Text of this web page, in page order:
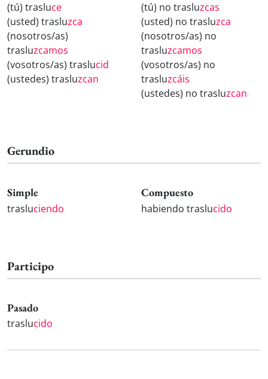
(tú) trasluce
(usted) trasluzca
(nosotros/as)
trasluzcamos
(vosotros/as) traslucid
(ustedes) trasluzcan
(tú) no trasluzcas
(usted) no trasluzca
(nosotros/as) no
trasluzcamos
(vosotros/as) no
trasluzcáis
(ustedes) no trasluzcan
Gerundio
Simple
trasluciendo
Compuesto
habiendo traslucido
Participo
Pasado
traslucido